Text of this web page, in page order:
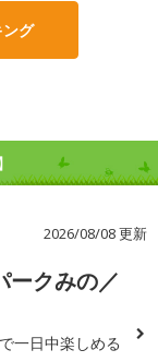
グ
2026/08/08 更新
ークみの／
一日中楽しめる